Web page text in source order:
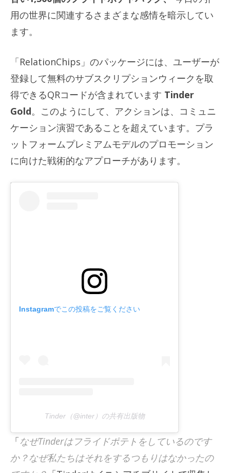
用の世界に関連するさまざまな感情を暗示してい
ます。
「RelationChips」のパッケージには、ユーザーが
登録して無料のサブスクリプションウィークを取
得できるQRコードが含まれています Tinder
Gold。このようにして、アクションは、コミュニ
ケーション演習であることを超えています。プラ
ットフォームプレミアムモデルのプロモーション
に向けた戦術的なアプローチがあります。
Instagramでこの投稿をご覧ください
Tinder（@inter）の共有出版物
「なぜTinderはフライドポテトをしているのです
か？なぜ私たちはそれをするつもりはなかったの